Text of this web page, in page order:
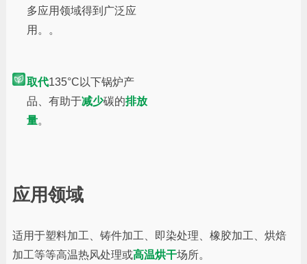
多应用领域得到广泛应
用。。
取代135°C以下锅炉产
品、有助于减少碳的排放
量。
应用领域
适用于塑料加工、铸件加工、即染处理、橡胶加工、烘焙
加工等等高温热风处理或高温烘干场所。